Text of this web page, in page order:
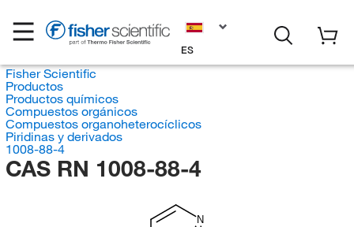
ES
Fisher Scientific
Productos
Productos químicos
Compuestos orgánicos
Compuestos organoheterocíclicos
Piridinas y derivados
1008-88-4
CAS RN 1008-88-4
N